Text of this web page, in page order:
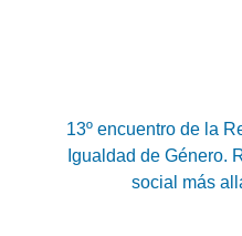
13º encuentro de la
Igualdad de Género.
social más